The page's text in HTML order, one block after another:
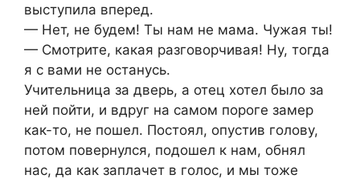
выступила вперед.
— Нет, не будем! Ты нам не мама. Чужая ты!
— Смотрите, какая разговорчивая! Ну, тогда
я с вами не останусь.
Учительница за дверь, а отец хотел было за
ней пойти, и вдруг на самом пороге замер
как-то, не пошел. Постоял, опустив голову,
потом повернулся, подошел к нам, обнял
нас, да как заплачет в голос, и мы тоже